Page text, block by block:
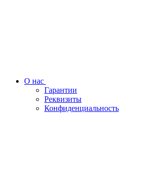
О нас
Гарантии
Реквизиты
Конфиденциальность